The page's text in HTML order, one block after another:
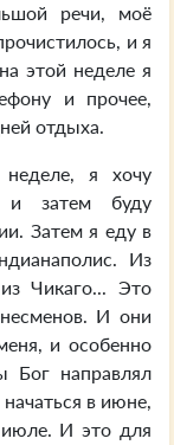
речи, моё
и я
этой неделе я
и прочее,
отдыха.
я хочу
и затем буду
Затем я еду в
Из
Чикаго... Это
И они
и особенно
Бог направлял
в июне,
июле. И это для